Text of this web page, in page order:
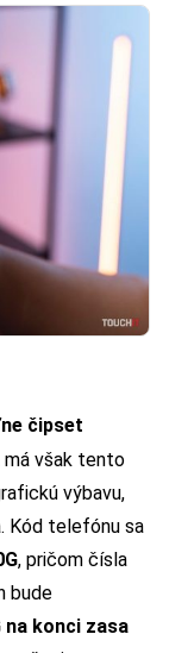
čipset
má však tento
výbavu,
Kód telefónu sa
, pričom čísla
bude
na konci zasa